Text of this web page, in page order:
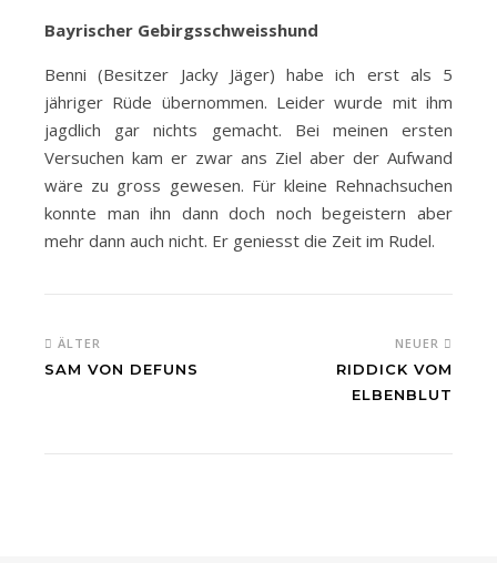
Bayrischer Gebirgsschweisshund
Benni (Besitzer Jacky Jäger) habe ich erst als 5
jähriger Rüde übernommen. Leider wurde mit ihm
jagdlich gar nichts gemacht. Bei meinen ersten
Versuchen kam er zwar ans Ziel aber der Aufwand
wäre zu gross gewesen. Für kleine Rehnachsuchen
konnte man ihn dann doch noch begeistern aber
mehr dann auch nicht. Er geniesst die Zeit im Rudel.
ÄLTER
SAM VON DEFUNS
NEUER
RIDDICK VOM
ELBENBLUT